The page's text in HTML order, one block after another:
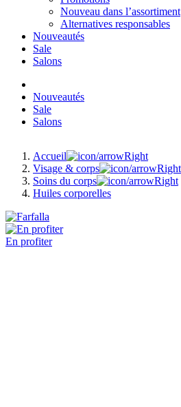
Nouveau dans l’assortiment
Alternatives responsables
Nouveautés
Sale
Salons
Nouveautés
Sale
Salons
Accueil
Visage & corps
Soins du corps
Huiles corporelles
En profiter